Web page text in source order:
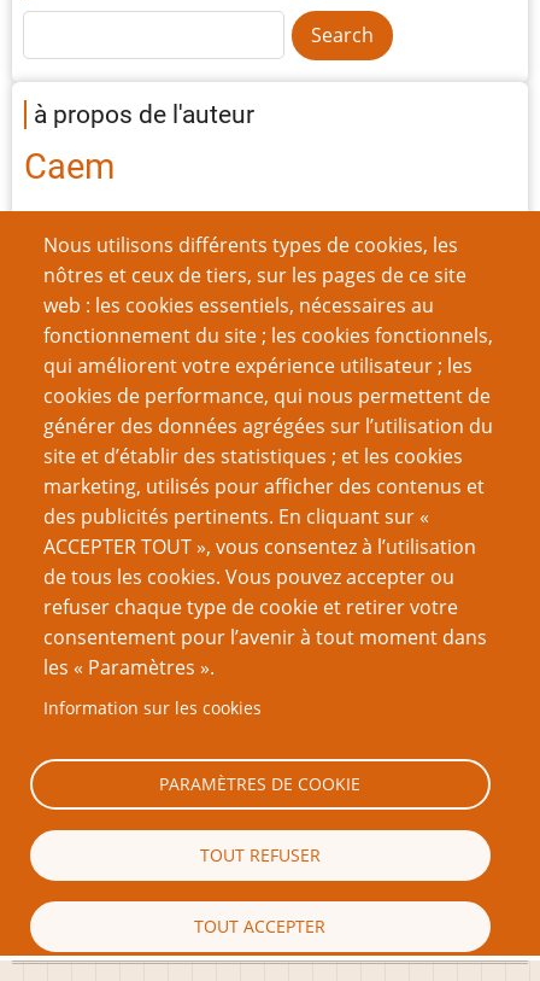
Nous utilisons différents types de cookies, les
nôtres et ceux de tiers, sur les pages de ce site
web : les cookies essentiels, nécessaires au
fonctionnement du site ; les cookies fonctionnels,
qui améliorent votre expérience utilisateur ; les
cookies de performance, qui nous permettent de
générer des données agrégées sur l’utilisation du
site et d’établir des statistiques ; et les cookies
marketing, utilisés pour afficher des contenus et
des publicités pertinents. En cliquant sur «
ACCEPTER TOUT », vous consentez à l’utilisation
de tous les cookies. Vous pouvez accepter ou
refuser chaque type de cookie et retirer votre
consentement pour l’avenir à tout moment dans
les « Paramètres ».
Information sur les cookies
PARAMÈTRES DE COOKIE
TOUT REFUSER
TOUT ACCEPTER
à propos de l'auteur
Caem
Nom d'utilisateur
Mot de passe
Créer un nouveau compte
Réinitialiser votre mot de passe
VOUS AIMEREZ AUSSI
Défi PTGPTB Trois Fois Forgé, 11e édition
Ara : le 3FF, on y apprend beaucoup !
Germi : le Défi 3FF pour côtoyer d'autres sensibilités
créatrices
10e Défi PTGPTB Trois Fois Forgé - Les Jeux
illustrateur pour le Défi 3FF - Interview de le Chose